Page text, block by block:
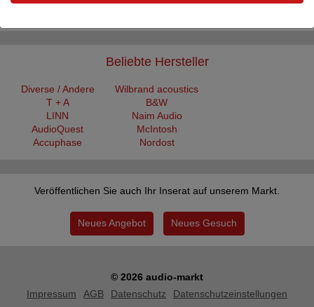
Beliebte Hersteller
Diverse / Andere
Wilbrand acoustics
T + A
B&W
LINN
Naim Audio
AudioQuest
McIntosh
Accuphase
Nordost
Veröffentlichen Sie auch Ihr Inserat auf unserem Markt.
Neues Angebot Neues Gesuch
© 2026 audio-markt
Impressum
AGB Datenschutz Datenschutzeinstellungen